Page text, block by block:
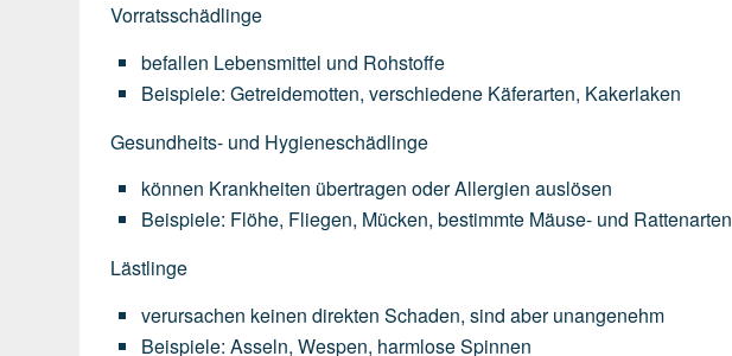
Vorratsschädlinge
befallen Lebensmittel und Rohstoffe
Beispiele: Getreidemotten, verschiedene Käferarten, Kakerlaken
Gesundheits- und Hygieneschädlinge
können Krankheiten übertragen oderAllergien auslösen
Beispiele: Flöhe, Fliegen, Mücken, bestimmte Mäuse- und Rattenarten
Lästlinge
verursachen keinen direkten Schaden, sind aber unangenehm
Beispiele: Asseln, Wespen, harmloseSpinnen